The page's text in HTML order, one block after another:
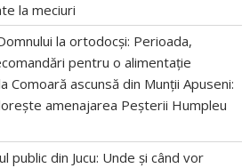
la meciuri
la ortodocși: Perioada,
pentru o alimentație
Comoară ascunsă din Munții Apuseni:
amenajarea Peșterii Humpleu
public din Jucu: Unde și când vor